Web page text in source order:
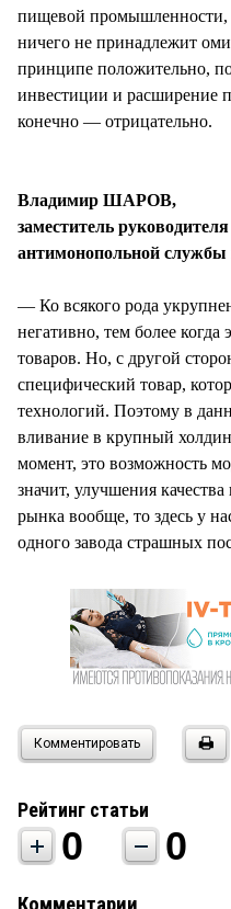
пищевой промышленности,
ничего не принадлежит
принципе положительно,
инвестиции и расширение
конечно — отрицательно.
Владимир ШАРОВ,
заместитель
антимонопольной службы
— Ко всякого рода
негативно, тем более когда
товаров. Но, с другой
специфический товар,
технологий. Поэтому в
вливание в крупный
момент, это возможность
значит, улучшения
рынка вообще, то здесь у
одного завода страшных
Комментировать
Рейтинг статьи
0 0